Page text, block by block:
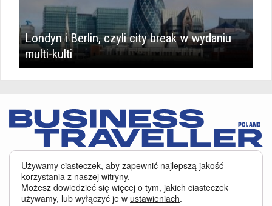
Londyn i Berlin, czyli city break w wydaniu
multi-kulti
technologie o analogicznym charakterze, przede wszystkim w celu
zapewnienia Państwu najlepszej jakości oferowanych usług, a ponadto w
celach statystycznych i reklamowych. Korzystanie z serwisu oznacza, że pliki
te będą zapisywane w Państwa komputerze. Więcej na temat
Używamy ciasteczek, aby zapewnić najlepszą jakość
korzystania z naszej witryny.
Możesz dowiedzieć się więcej o tym, jakich ciasteczek
używamy, lub wyłączyć je w ustawieniach.